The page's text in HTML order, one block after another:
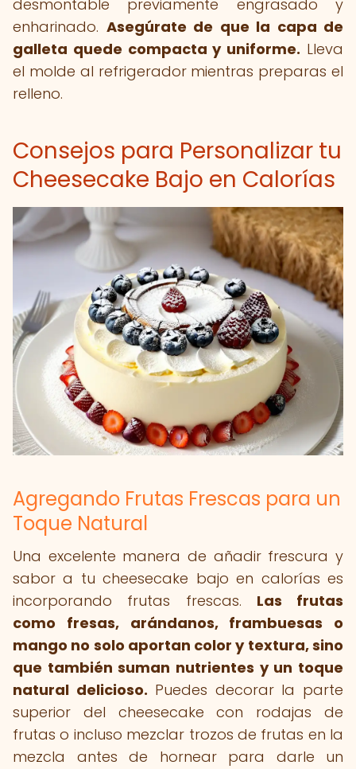
desmontable previamente engrasado y
enharinado. Asegúrate de que la capa de
galleta quede compacta y uniforme. Lleva
el molde al refrigerador mientras preparas el
relleno.
Consejos para Personalizar tu
Cheesecake Bajo en Calorías
Agregando Frutas Frescas para un
Toque Natural
Una excelente manera de añadir frescura y
sabor a tu cheesecake bajo en calorías es
incorporando frutas frescas. Las frutas
como fresas, arándanos, frambuesas o
mango no solo aportan color y textura, sino
que también suman nutrientes y un toque
natural delicioso. Puedes decorar la parte
superior del cheesecake con rodajas de
frutas o incluso mezclar trozos de frutas en la
mezcla antes de hornear para darle un